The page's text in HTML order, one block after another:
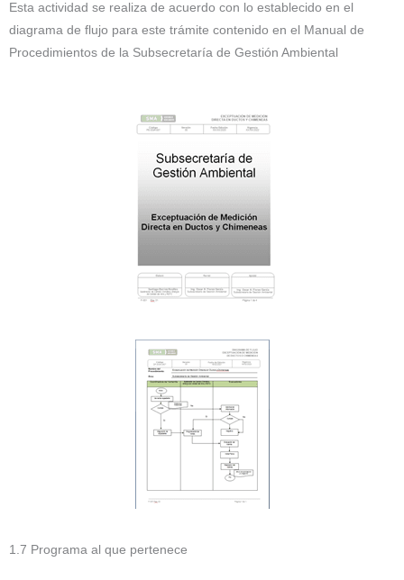
Esta actividad se realiza de acuerdo con lo establecido en el
diagrama de flujo para este trámite contenido en el Manual de
Procedimientos de la Subsecretaría de Gestión Ambiental
1.7 Programa al que pertenece